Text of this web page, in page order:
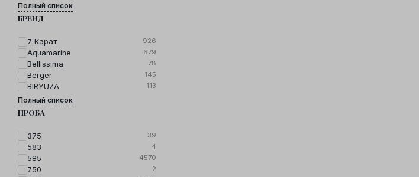
Полный список
БРЕНД
7 Карат 926
Aquamarine 679
Bellissima 78
Berger 145
BIRYUZA 113
Полный список
ПРОБА
375 39
583 4
585 4570
750 2